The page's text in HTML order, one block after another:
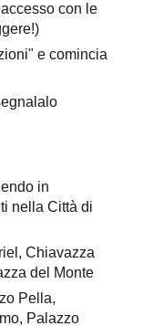
con le
e comincia
in
nella Città di
Chiavazza
del Monte
Pella,
Palazzo